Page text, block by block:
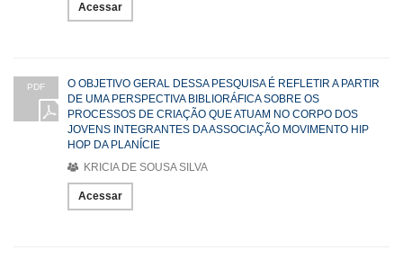
Acessar
PDF
O OBJETIVO GERAL DESSA PESQUISA É REFLETIR A PARTIR
DE UMA PERSPECTIVA BIBLIORÁFICA SOBRE OS
PROCESSOS DE CRIAÇÃO QUE ATUAM NO CORPO DOS
JOVENS INTEGRANTES DA ASSOCIAÇÃO MOVIMENTO HIP
HOP DA PLANÍCIE
KRICIA DE SOUSA SILVA
Acessar